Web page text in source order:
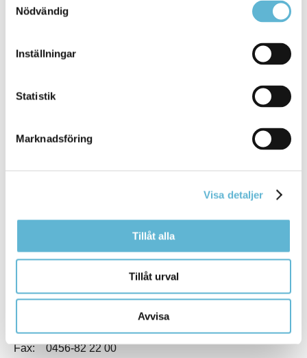
Nödvändig
Inställningar
Statistik
Marknadsföring
Visa detaljer
Tillåt alla
Tillåt urval
Avvisa
KONTAKT
Box 18, 295 21 Bromölla
E-post
www.bromolla.se
Växel: 0456-82 20 00
Fax: 0456-82 22 00